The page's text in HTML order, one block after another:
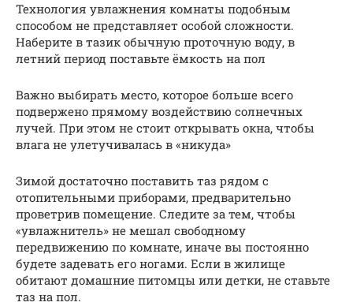
Технология увлажнения комнаты подобным
способом не представляет особой сложности.
Наберите в тазик обычную проточную воду, в
летний период поставьте ёмкость на пол
Важно выбирать место, которое больше всего
подвержено прямому воздействию солнечных
лучей. При этом не стоит открывать окна, чтобы
влага не улетучивалась в «никуда»
Зимой достаточно поставить таз рядом с
отопительными приборами, предварительно
проветрив помещение. Следите за тем, чтобы
«увлажнитель» не мешал свободному
передвижению по комнате, иначе вы постоянно
будете задевать его ногами. Если в жилище
обитают домашние питомцы или детки, не ставьте
таз на пол.